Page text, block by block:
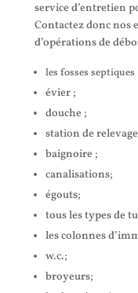
service d’entretien
Contactez donc nos
d’opérations de
les fosses septiques
évier ;
douche ;
station de
baignoire ;
canalisations;
égouts;
tous les types de
les colonnes
w.c.;
broyeurs;